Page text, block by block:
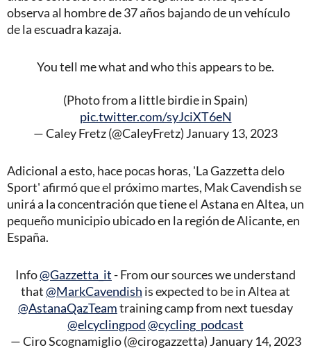
observa al hombre de 37 años bajando de un vehículo
de la escuadra kazaja.
You tell me what and who this appears to be.
(Photo from a little birdie in Spain)
pic.twitter.com/syJciXT6eN
— Caley Fretz (@CaleyFretz) January 13, 2023
Adicional a esto, hace pocas horas, 'La Gazzetta delo
Sport' afirmó que el próximo martes, Mak Cavendish se
unirá a la concentración que tiene el Astana en Altea, un
pequeño municipio ubicado en la región de Alicante, en
España.
Info@Gazzetta_it - From our sources we understand
that@MarkCavendish is expected to be in Altea at
@AstanaQazTeamtraining camp from next tuesday
@elcyclingpod@cycling_podcast
— Ciro Scognamiglio (@cirogazzetta) January 14, 2023